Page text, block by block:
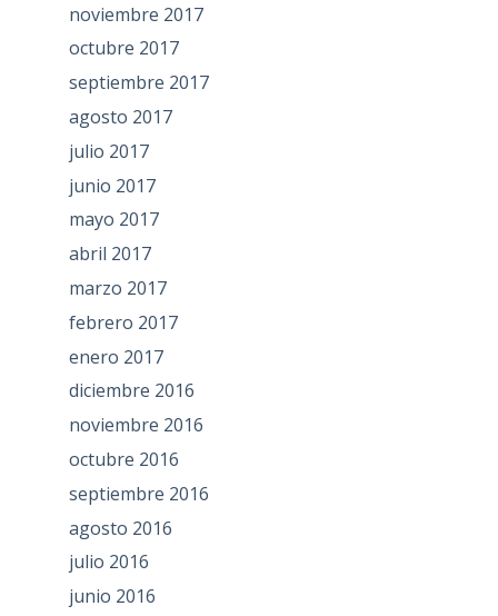
noviembre 2017
octubre 2017
septiembre 2017
agosto 2017
julio 2017
junio 2017
mayo 2017
abril 2017
marzo 2017
febrero 2017
enero 2017
diciembre 2016
noviembre 2016
octubre 2016
septiembre 2016
agosto 2016
julio 2016
junio 2016